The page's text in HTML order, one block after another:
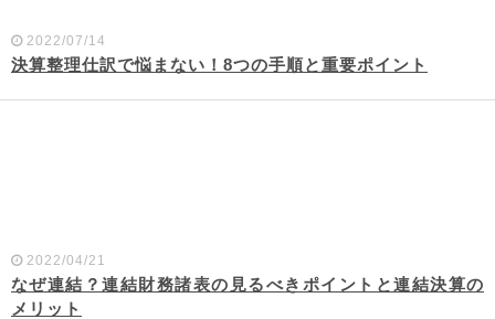
2022/07/14
決算整理仕訳で悩まない！8つの手順と重要ポイント
2022/04/21
なぜ連結？連結財務諸表の見るべきポイントと連結決算の
メリット